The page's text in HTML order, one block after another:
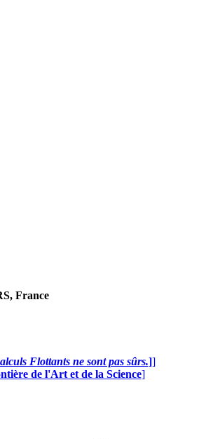
France
Flottants ne sont pas sûrs.]]
de l'Art et de la Science]